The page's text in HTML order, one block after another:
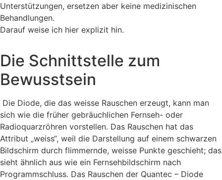
Unterstützungen, ersetzen aber keine medizinischen
Behandlungen.
Darauf weise ich hier explizit hin.
Die Schnittstelle zum
Bewusstsein
Die Diode, die das weisse Rauschen erzeugt, kann man
sich wie die früher gebräuchlichen Fernseh- oder
Radioquarzröhren vorstellen. Das Rauschen hat das
Attribut „weiss“, weil die Darstellung auf einem schwarzen
Bildschirm durch flimmernde, weisse Punkte geschieht; das
sieht ähnlich aus wie ein Fernsehbildschirm nach
Programmschluss. Das Rauschen der Quantec – Diode